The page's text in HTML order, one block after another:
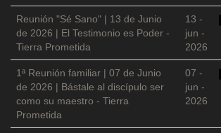
Reunión "Sé Sano" | 13 de Junio
de 2026 | El Testimonio es Poder -
Tierra Prometida
13 -
jun -
2026
1ª Reunión familiar | 07 de Junio
de 2026 | Bástale al discípulo ser
como su maestro - Tierra
Prometida
07 -
jun -
2026